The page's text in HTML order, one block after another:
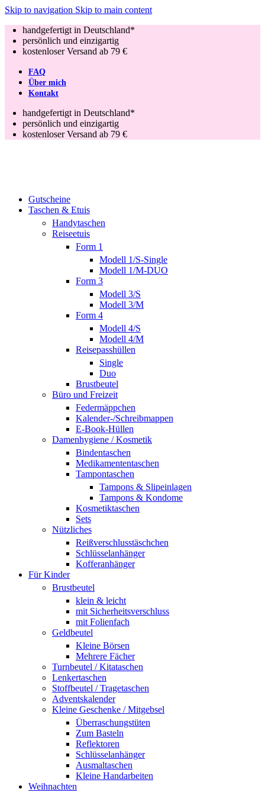
Skip to navigation Skip to main content
handgefertigt in Deutschland*
persönlich und einzigartig
kostenloser Versand ab 79 €
FAQ
Über mich
Kontakt
handgefertigt in Deutschland*
persönlich und einzigartig
kostenloser Versand ab 79 €
Gutscheine
Taschen & Etuis
Handytaschen
Reiseetuis
Form 1
Modell 1/S-Single
Modell 1/M-DUO
Form 3
Modell 3/S
Modell 3/M
Form 4
Modell 4/S
Modell 4/M
Reisepasshüllen
Single
Duo
Brustbeutel
Büro und Freizeit
Federmäppchen
Kalender-/Schreibmappen
E-Book-Hüllen
Damenhygiene / Kosmetik
Bindentaschen
Medikamententaschen
Tampontaschen
Tampons & Slipeinlagen
Tampons & Kondome
Kosmetiktaschen
Sets
Nützliches
Reißverschlusstäschchen
Schlüsselanhänger
Kofferanhänger
Für Kinder
Brustbeutel
klein & leicht
mit Sicherheitsverschluss
mit Folienfach
Geldbeutel
Kleine Börsen
Mehrere Fächer
Turnbeutel / Kitataschen
Lenkertaschen
Stoffbeutel / Tragetaschen
Adventskalender
Kleine Geschenke / Mitgebsel
Überraschungstüten
Zum Basteln
Reflektoren
Schlüsselanhänger
Ausmaltaschen
Kleine Handarbeiten
Weihnachten